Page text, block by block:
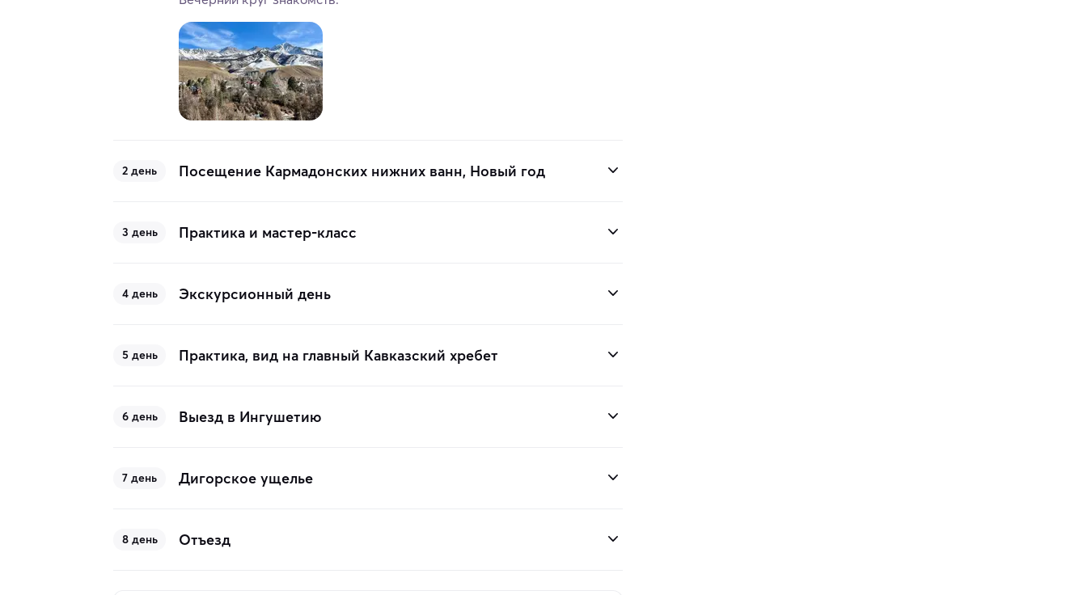
2 день Посещение Кармадонских нижних ванн, Новый год
3 день Практика и мастер-класс
4 день Экскурсионный день
5 день Практика, вид на главный Кавказский хребет
6 день Выезд в Ингушетию
7 день Дигорское ущелье
8 день Отъезд